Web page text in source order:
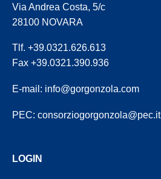
Via Andrea Costa, 5/c
28100 NOVARA
Tlf. +39.0321.626.613
Fax +39.0321.390.936
E-mail: info@gorgonzola.com
PEC: consorziogorgonzola@pec.it
LOGIN